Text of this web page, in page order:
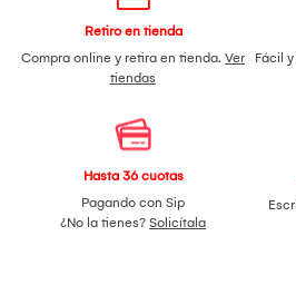
Retiro en tienda
Compra online y retira en tienda. Ver
tiendas
Fácil
Hasta 36 cuotas
Pagando con Sip
¿No la tienes? Solicítala